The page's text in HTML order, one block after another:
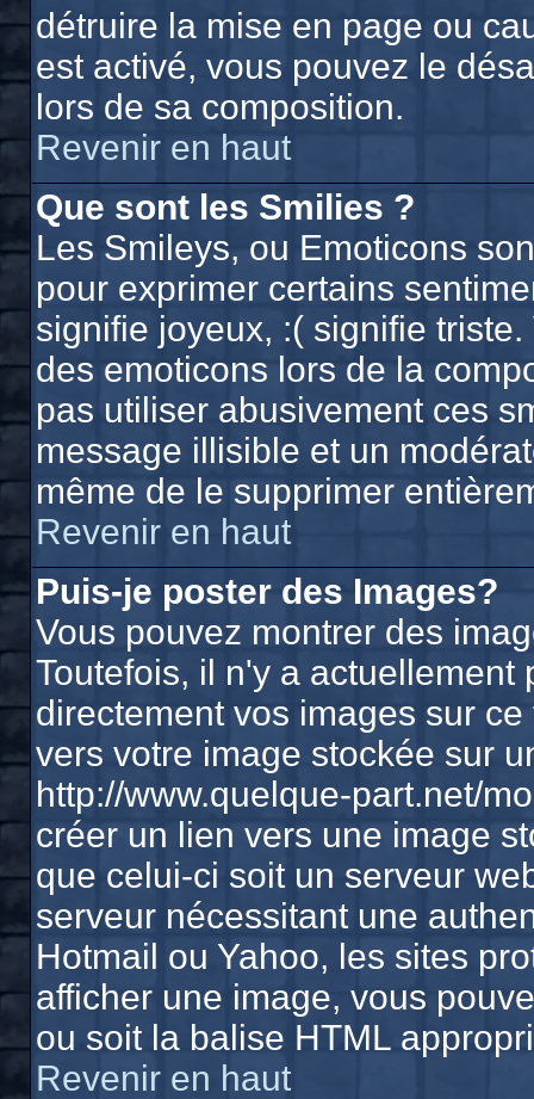
détruire la mise en page ou
est activé, vous pouvez le
lors de sa composition.
Revenir en haut
Que sont les Smilies ?
Les Smileys, ou Emoticons
pour exprimer certains
signifie joyeux, :( signifie
des emoticons lors de la
pas utiliser abusivement ces
message illisible et un
même de le supprimer
Revenir en haut
Puis-je poster des Images?
Vous pouvez montrer des
Toutefois, il n'y a
directement vos images sur
vers votre image stockée sur
http://www.quelque-part.net/
créer un lien vers une image
que celui-ci soit un serveur
serveur nécessitant une
Hotmail ou Yahoo, les sites
afficher une image, vous
ou soit la balise HTML
Revenir en haut